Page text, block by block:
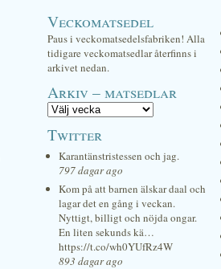
Veckomatsedel
Paus i veckomatsedelsfabriken! Alla
tidigare veckomatsedlar återfinns i
arkivet nedan.
Arkiv – matsedlar
Twitter
Karantänstristessen och jag.
797 dagar ago
Kom på att barnen älskar daal och
lagar det en gång i veckan.
Nyttigt, billigt och nöjda ongar.
En liten sekunds kä…
https://t.co/wh0YUfRz4W
893 dagar ago